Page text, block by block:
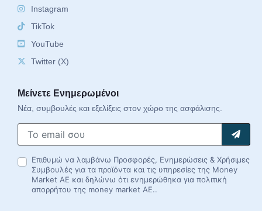
Instagram
TikTok
YouTube
Twitter (X)
Μείνετε Ενημερωμένοι
Νέα, συμβουλές και εξελίξεις στον χώρο της ασφάλισης.
Επιθυμώ να λαμβάνω Προσφορές, Ενημερώσεις & Χρήσιμες
Συμβουλές για τα προϊόντα και τις υπηρεσίες της Money
Market AE και δηλώνω ότι ενημερώθηκα για πολιτική
απορρήτου της money market AE..